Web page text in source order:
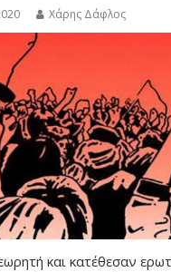
Χάρης Δάφλος
και κατέθεσαν